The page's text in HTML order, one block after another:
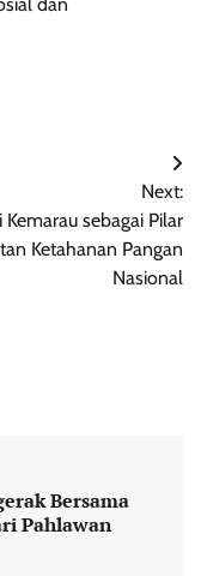
Next:
Kemarau sebagai Pilar
Ketahanan Pangan
Nasional
Bersama
Pahlawan